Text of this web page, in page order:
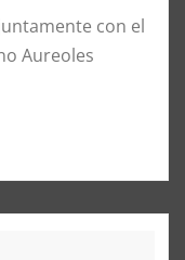
con el
Aureoles